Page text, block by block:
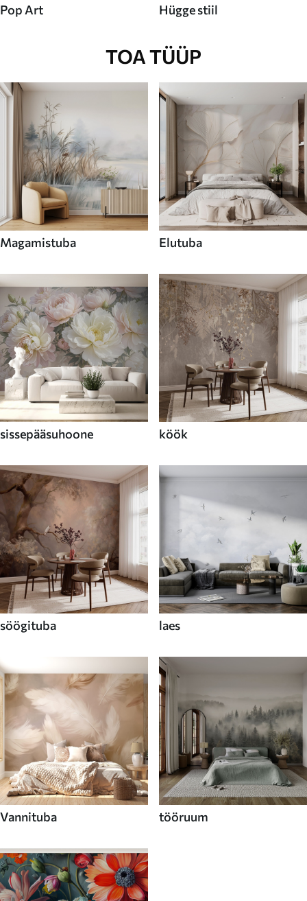
Pop Art Hügge stiil
TOA TÜÜP
Magamistuba Elutuba
sissepääsuhoone köök
söögituba laes
Vannituba tööruum